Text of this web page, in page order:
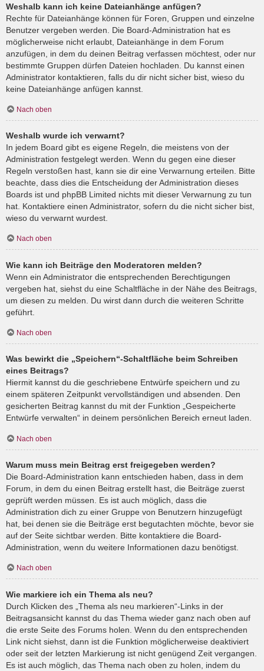
Weshalb kann ich keine Dateianhänge anfügen?
Rechte für Dateianhänge können für Foren, Gruppen und einzelne
Benutzer vergeben werden. Die Board-Administration hat es
möglicherweise nicht erlaubt, Dateianhänge in dem Forum
anzufügen, in dem du deinen Beitrag verfassen möchtest, oder nur
bestimmte Gruppen dürfen Dateien hochladen. Du kannst einen
Administrator kontaktieren, falls du dir nicht sicher bist, wieso du
keine Dateianhänge anfügen kannst.
Nach oben
Weshalb wurde ich verwarnt?
In jedem Board gibt es eigene Regeln, die meistens von der
Administration festgelegt werden. Wenn du gegen eine dieser
Regeln verstoßen hast, kann sie dir eine Verwarnung erteilen. Bitte
beachte, dass dies die Entscheidung der Administration dieses
Boards ist und phpBB Limited nichts mit dieser Verwarnung zu tun
hat. Kontaktiere einen Administrator, sofern du die nicht sicher bist,
wieso du verwarnt wurdest.
Nach oben
Wie kann ich Beiträge den Moderatoren melden?
Wenn ein Administrator die entsprechenden Berechtigungen
vergeben hat, siehst du eine Schaltfläche in der Nähe des Beitrags,
um diesen zu melden. Du wirst dann durch die weiteren Schritte
geführt.
Nach oben
Was bewirkt die „Speichern“-Schaltfläche beim Schreiben
eines Beitrags?
Hiermit kannst du die geschriebene Entwürfe speichern und zu
einem späteren Zeitpunkt vervollständigen und absenden. Den
gesicherten Beitrag kannst du mit der Funktion „Gespeicherte
Entwürfe verwalten“ in deinem persönlichen Bereich erneut laden.
Nach oben
Warum muss mein Beitrag erst freigegeben werden?
Die Board-Administration kann entschieden haben, dass in dem
Forum, in dem du einen Beitrag erstellt hast, die Beiträge zuerst
geprüft werden müssen. Es ist auch möglich, dass die
Administration dich zu einer Gruppe von Benutzern hinzugefügt
hat, bei denen sie die Beiträge erst begutachten möchte, bevor sie
auf der Seite sichtbar werden. Bitte kontaktiere die Board-
Administration, wenn du weitere Informationen dazu benötigst.
Nach oben
Wie markiere ich ein Thema als neu?
Durch Klicken des „Thema als neu markieren“-Links in der
Beitragsansicht kannst du das Thema wieder ganz nach oben auf
die erste Seite des Forums holen. Wenn du den entsprechenden
Link nicht siehst, dann ist die Funktion möglicherweise deaktiviert
oder seit der letzten Markierung ist nicht genügend Zeit vergangen.
Es ist auch möglich, das Thema nach oben zu holen, indem du